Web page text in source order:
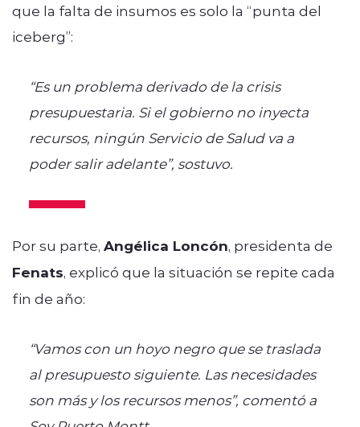
que la falta de insumos es solo la “punta del
iceberg”:
“Es un problema derivado de la crisis
presupuestaria. Si el gobierno no inyecta
recursos, ningún Servicio de Salud va a
poder salir adelante”, sostuvo.
Por su parte, Angélica Loncón, presidenta de
Fenats, explicó que la situación se repite cada
fin de año:
“Vamos con un hoyo negro que se traslada
al presupuesto siguiente. Las necesidades
son más y los recursos menos”, comentó a